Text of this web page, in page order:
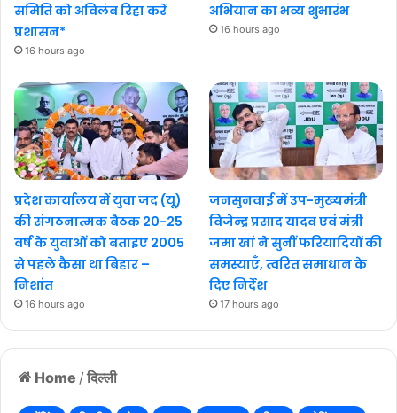
Home / दिल्ली
समिति को अविलंब रिहा करें
प्रशासन*
16 hours ago
अभियान का भव्य शुभारंभ
16 hours ago
प्रदेश कार्यालय में युवा जद (यू)
की संगठनात्मक बैठक 20-25
वर्ष के युवाओं को बताइए 2005
से पहले कैसा था बिहार –
निशांत
16 hours ago
जनसुनवाई में उप-मुख्यमंत्री
विजेन्द्र प्रसाद यादव एवं मंत्री
जमा खां ने सुनीं फरियादियों की
समस्याएँ, त्वरित समाधान के
दिए निर्देश
17 hours ago